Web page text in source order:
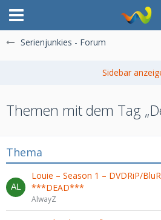
Serienjunkies - Forum
Themen mit dem Tag
Thema
Louie – Season 1 – DVDRiP/
***DEAD***
AlwayZ